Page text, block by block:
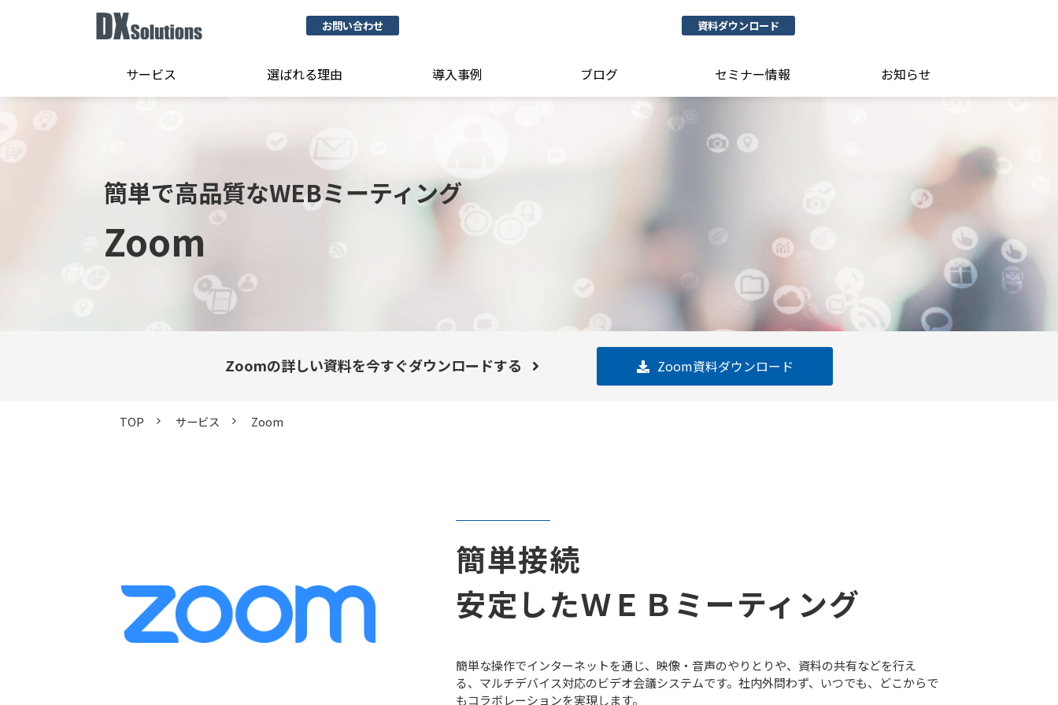
お問い合わせ 資料ダウンロード
サービス 選ばれる理由 導入事例 ブログ セミナー情報 お知らせ
簡単で高品質なWEBミーティング
Zoom
Zoomの詳しい資料を今すぐダウンロードする Zoom資料ダウンロード
TOP サービス Zoom
簡単接続
安定したＷＥＢミーティング
簡単な操作でインターネットを通じ、映像・音声のやりとりや、資料の共有などを行え
る、マルチデバイス対応のビデオ会議システムです。社内外問わず、いつでも、どこからで
もコラボレーションを実現します。